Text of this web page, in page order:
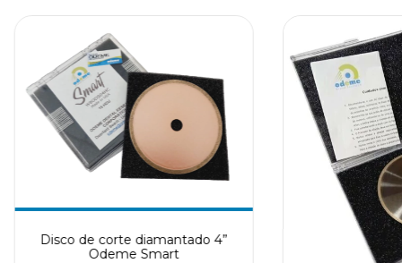
Disco de corte diamantado 4”
Odeme Smart